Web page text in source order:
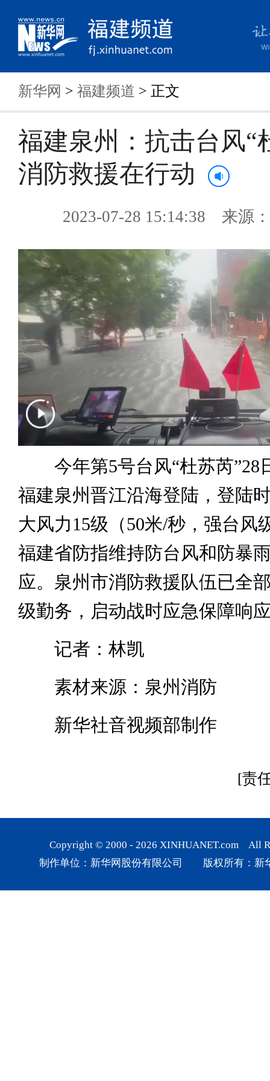
新华网 > 福建频道 > 正文
福建泉州：抗击台风“
消防救援在行动
2023-07-28 15:14:38 来源
今年第5号台风“杜苏芮”28
福建泉州晋江沿海登陆，登陆
大风力15级（50米/秒，强台风
福建省防指维持防台风和防暴
应。泉州市消防救援队伍已全
级勤务，启动战时应急保障响
记者：林凯
素材来源：泉州消防
新华社音视频部制作
[责
Copyright © 2000 - 2026 XINHUANET.com All
制作单位：新华网股份有限公司 版权所有：新